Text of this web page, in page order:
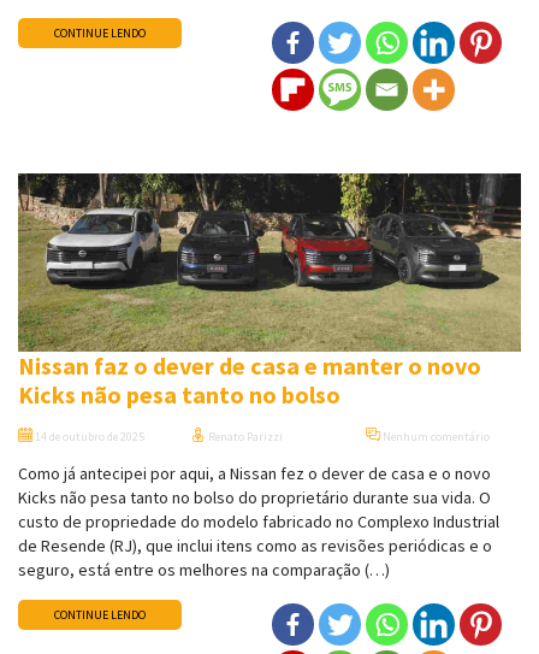
CONTINUE LENDO
Nissan faz o dever de casa e manter o novo
Kicks não pesa tanto no bolso
14 de outubro de 2025 Renato Parizzi Nenhum comentário
Como já antecipei por aqui, a Nissan fez o dever de casa e o novo
Kicks não pesa tanto no bolso do proprietário durante sua vida. O
custo de propriedade do modelo fabricado no Complexo Industrial
de Resende (RJ), que inclui itens como as revisões periódicas e o
seguro, está entre os melhores na comparação (…)
CONTINUE LENDO